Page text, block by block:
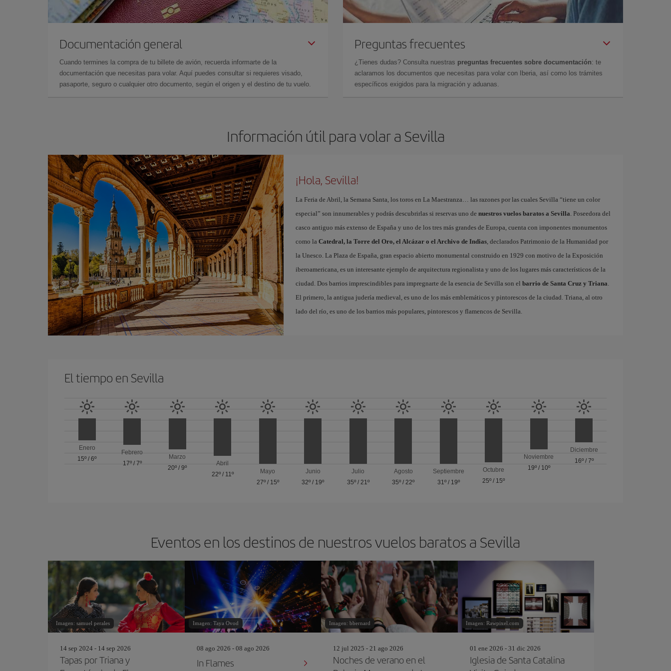
Documentación general
Cuando termines la compra de tu billete de avión, recuerda informarte de la
documentación que necesitas para volar. Aquí puedes consultar si requieres visado,
pasaporte, seguro o cualquier otro documento, según el origen y el destino de tu vuelo.
Preguntas frecuentes
¿Tienes dudas? Consulta nuestras preguntas frecuentes sobre documentación: te
aclaramos los documentos que necesitas para volar con Iberia, así como los trámites
específicos exigidos para la migración y aduanas.
Información útil para volar a Sevilla
¡Hola, Sevilla!
La Feria de Abril, la Semana Santa, los toros en La Maestranza… las razones por las cuales Sevilla “tiene un color
especial” son innumerables y podrás descubrirlas si reservas uno de nuestros vuelos baratos a Sevilla. Poseedora del
casco antiguo más extenso de España y uno de los tres más grandes de Europa, cuenta con imponentes monumentos
como la Catedral, la Torre del Oro, el Alcázar o el Archivo de Indias, declarados Patrimonio de la Humanidad por
la Unesco. La Plaza de España, gran espacio abierto monumental construido en 1929 con motivo de la Exposición
iberoamericana, es un interesante ejemplo de arquitectura regionalista y uno de los lugares más característicos de la
ciudad. Dos barrios imprescindibles para impregnarte de la esencia de Sevilla son el barrio de Santa Cruz y Triana.
El primero, la antigua judería medieval, es uno de los más emblemáticos y pintorescos de la ciudad. Triana, al otro
lado del río, es uno de los barrios más populares, pintorescos y flamencos de Sevilla.
El tiempo en Sevilla
Enero
15º /6º
Febrero
17º/ 7º
Marzo
20º /9º
Abril
22º/ 11º
Mayo
27º/ 15º
Junio
32º / 19º
Julio
35º/ 21º
Agosto
35º /22º
Septiembre
31º/ 19º
Octubre
25º / 15º
Noviembre
19º/ 10º
Diciembre
16º/ 7º
Eventos en los destinos de nuestros vuelos baratos a Sevilla
Imagen: samuel perales
14 sep 2024 - 14 sep 2026
Tapas por Triana y
Imagen: Taya Ovod
08 ago 2026 - 08 ago 2026
In Flames
Imagen: bbernard
12 jul 2025 - 21 ago 2026
Noches de verano en el
Imagen: Rawpixel.com
01 ene 2026 - 31 dic 2026
Iglesia de Santa Catalina